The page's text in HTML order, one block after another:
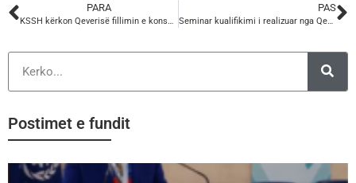
PARA
KSSH kërkon Qeverisë fillimin e konsultimit publik me Sindikatat dhe grupet e tjera të interesit
PAS
Seminar kualifikimi i realizuar nga Qendra e Trajnimit dhe Studimeve Sindikale të Shqipërisë në Fier
Postimet e fundit